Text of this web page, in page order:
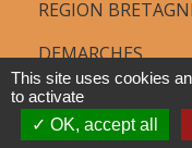
REGION
DEMARCHES
public.fr
This site uses cookies
to activate
OK, accept all